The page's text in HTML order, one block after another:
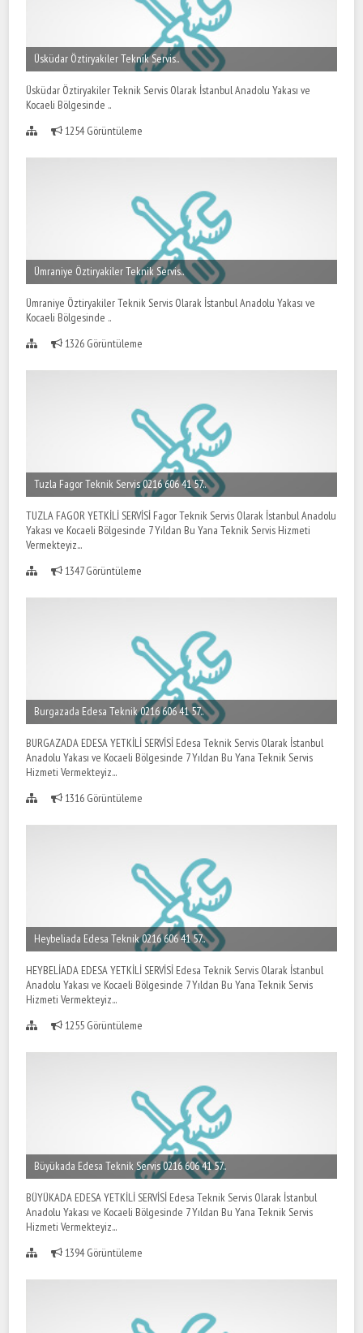
Üsküdar Öztiryakiler Teknik Servis..
Üsküdar Öztiryakiler Teknik Servis Olarak İstanbul Anadolu Yakası ve
Kocaeli Bölgesinde ..
1254 Görüntüleme
Ümraniye Öztiryakiler Teknik Servis..
Ümraniye Öztiryakiler Teknik Servis Olarak İstanbul Anadolu Yakası ve
Kocaeli Bölgesinde ..
1326 Görüntüleme
Tuzla Fagor Teknik Servis 0216 606 41 57..
TUZLA FAGOR YETKİLİ SERVİSİ Fagor Teknik Servis Olarak İstanbul Anadolu
Yakası ve Kocaeli Bölgesinde 7 Yıldan Bu Yana Teknik Servis Hizmeti
Vermekteyiz...
1347 Görüntüleme
Burgazada Edesa Teknik 0216 606 41 57..
BURGAZADA EDESA YETKİLİ SERVİSİ Edesa Teknik Servis Olarak İstanbul
Anadolu Yakası ve Kocaeli Bölgesinde 7 Yıldan Bu Yana Teknik Servis
Hizmeti Vermekteyiz...
1316 Görüntüleme
Heybeliada Edesa Teknik 0216 606 41 57..
HEYBELİADA EDESA YETKİLİ SERVİSİ Edesa Teknik Servis Olarak İstanbul
Anadolu Yakası ve Kocaeli Bölgesinde 7 Yıldan Bu Yana Teknik Servis
Hizmeti Vermekteyiz...
1255 Görüntüleme
Büyükada Edesa Teknik Servis 0216 606 41 57..
BÜYÜKADA EDESA YETKİLİ SERVİSİ Edesa Teknik Servis Olarak İstanbul
Anadolu Yakası ve Kocaeli Bölgesinde 7 Yıldan Bu Yana Teknik Servis
Hizmeti Vermekteyiz...
1394 Görüntüleme